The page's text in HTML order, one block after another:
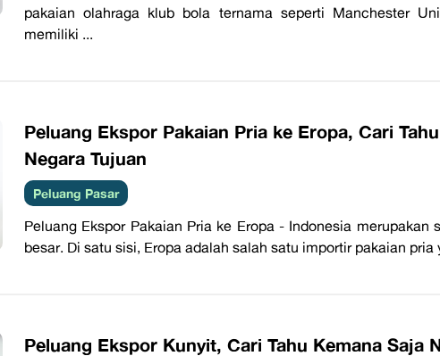
pakaian olahraga klub bola ternama seperti Manchester
memiliki ...
Peluang Ekspor Pakaian Pria ke Eropa, Cari
Negara Tujuan
Peluang Pasar
Peluang Ekspor Pakaian Pria ke Eropa - Indonesia
besar. Di satu sisi, Eropa adalah salah satu importir pakaian
Peluang Ekspor Kunyit, Cari Tahu Kemana Saja